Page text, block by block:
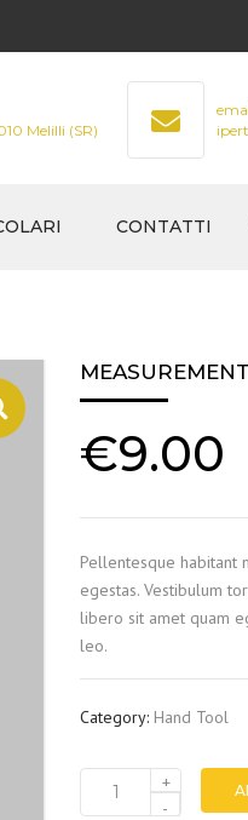
Melilli (SR)
PENETRANTI
NON DISTRUTTIVI
UNDER PIPE
CONTATTI
€9.00
Pellentesque habitant
egestas. Vestibulum
libero sit amet quam
leo.
Category: Hand Tool
Measurement
+
-